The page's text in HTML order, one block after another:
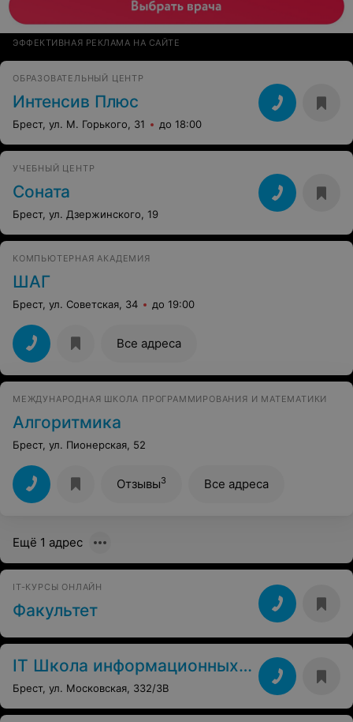
ЭФФЕКТИВНАЯ РЕКЛАМА НА САЙТЕ
ОБРАЗОВАТЕЛЬНЫЙ ЦЕНТР
Интенсив Плюс
Брест, ул. М. Горького, 31 до 18:00
УЧЕБНЫЙ ЦЕНТР
Соната
Брест, ул. Дзержинского, 19
КОМПЬЮТЕРНАЯ АКАДЕМИЯ
ШАГ
Брест, ул. Советская, 34 до 19:00
Все адреса
МЕЖДУНАРОДНАЯ ШКОЛА ПРОГРАММИРОВАНИЯ И МАТЕМАТИКИ
Алгоритмика
Брест, ул. Пионерская, 52
Отзывы3 Все адреса
Ещё 1 адрес
IT-КУРСЫ ОНЛАЙН
Факультет
IT Школа информационных технологий
Брест, ул. Московская, 332/3В